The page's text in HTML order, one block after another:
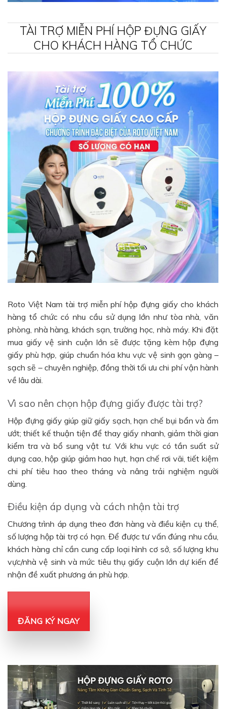
TÀI TRỢ MIỄN PHÍ HỘP ĐỰNG GIẤY
CHO KHÁCH HÀNG TỔ CHỨC
Roto Việt Nam tài trợ miễn phí hộp đựng giấy cho khách
hàng tổ chức có nhu cầu sử dụng lớn như tòa nhà, văn
phòng, nhà hàng, khách sạn, trường học, nhà máy. Khi đặt
mua giấy vệ sinh cuộn lớn sẽ được tặng kèm hộp đựng
giấy phù hợp, giúp chuẩn hóa khu vực vệ sinh gọn gàng –
sạch sẽ – chuyên nghiệp, đồng thời tối ưu chi phí vận hành
về lâu dài.
Vì sao nên chọn hộp đựng giấy được tài trợ?
Hộp đựng giấy giúp giữ giấy sạch, hạn chế bụi bẩn và ẩm
ướt; thiết kế thuận tiện để thay giấy nhanh, giảm thời gian
kiểm tra và bổ sung vật tư. Với khu vực có tần suất sử
dụng cao, hộp giúp giảm hao hụt, hạn chế rơi vãi, tiết kiệm
chi phí tiêu hao theo tháng và nâng trải nghiệm người
dùng.
Điều kiện áp dụng và cách nhận tài trợ
Chương trình áp dụng theo đơn hàng và điều kiện cụ thể,
số lượng hộp tài trợ có hạn. Để được tư vấn đúng nhu cầu,
khách hàng chỉ cần cung cấp loại hình cơ sở, số lượng khu
vực/nhà vệ sinh và mức tiêu thụ giấy cuộn lớn dự kiến để
nhận đề xuất phương án phù hợp.
ĐĂNG KÝ NGAY